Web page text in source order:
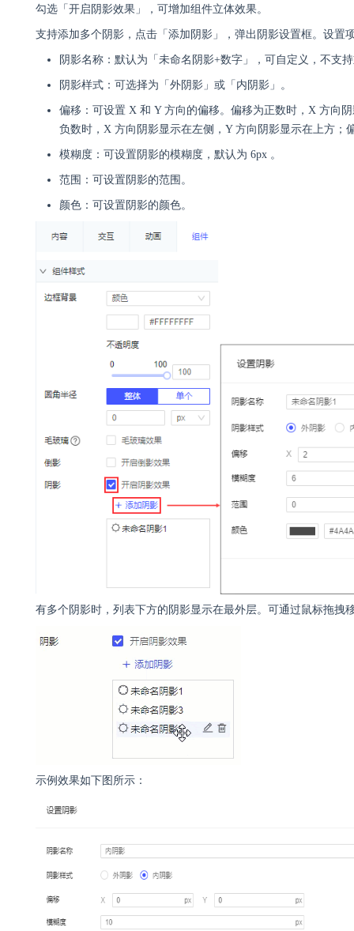
勾选「开启阴影效果」，可增加组件立体效果。
支持添加多个阴影，点击「添加阴影」，弹出阴影设置框。设置
阴影名称：默认为「未命名阴影+数字」，可自定义，不支
阴影样式：可选择为「外阴影」或「内阴影」。
偏移：可设置 X 和 Y 方向的偏移。偏移为正数时，X 方向
负数时，X 方向阴影显示在左侧，Y 方向阴影显示在上方；
模糊度：可设置阴影的模糊度，默认为 6px 。
范围：可设置阴影的范围。
颜色：可设置阴影的颜色。
有多个阴影时，列表下方的阴影显示在最外层。可通过鼠标拖拽
示例效果如下图所示：